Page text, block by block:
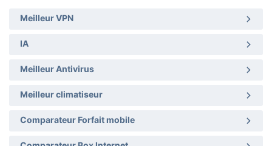
Meilleur VPN
IA
Meilleur Antivirus
Meilleur climatiseur
Comparateur Forfait mobile